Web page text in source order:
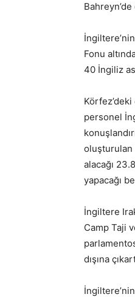
Fonu
40 İngiliz
personel
oluşturulan
alacağı
yapacağı
İngiltere
Camp Taji
dışına